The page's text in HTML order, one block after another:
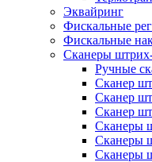
Эквайринг
Фискальные
Фискальные
Сканеры
Ручные
Сканер
Сканер
Сканер
Сканеры
Сканеры
Сканеры